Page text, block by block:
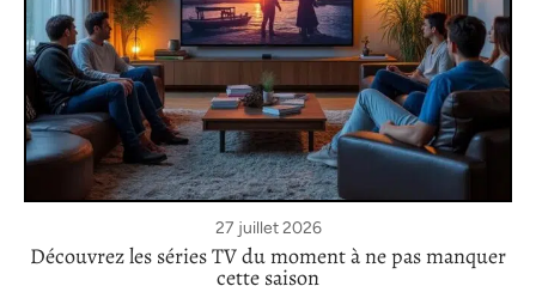
27 juillet 2026
Découvrez les séries TV du moment à ne pas manquer
cette saison